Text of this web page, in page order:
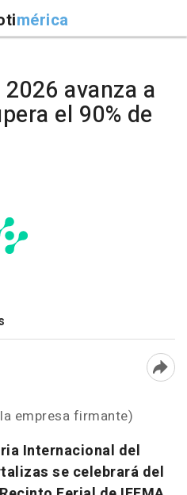
mérica
avanza a
el 90% de
empresa firmante)
Internacional del
se celebrará del